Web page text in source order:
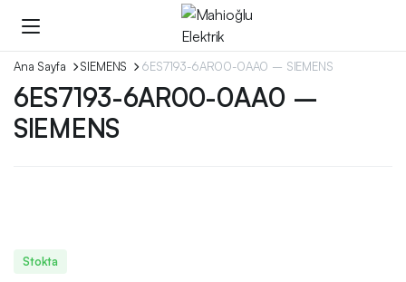
Ana Sayfa SIEMENS 6ES7193-6AR00-0AA0 – SIEMENS
6ES7193-6AR00-0AA0 –
SIEMENS
Stokta